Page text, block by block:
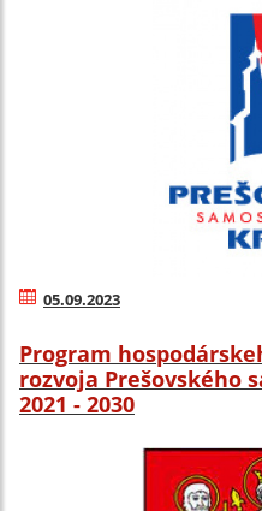
05.09.2023
Program
rozvoja Prešovského
2021 - 2030